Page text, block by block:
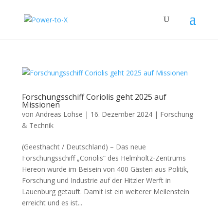
Forschungsschiff Coriolis geht 2025 auf
Missionen
von Andreas Lohse | 16. Dezember 2024| Forschung
& Technik
(Geesthacht / Deutschland) – Das neue
Forschungsschiff „Coriolis“ des Helmholtz-Zentrums
Hereon wurde im Beisein von 400 Gästen aus Politik,
Forschung und Industrie auf der Hitzler Werft in
Lauenburg getauft. Damit ist ein weiterer Meilenstein
erreicht und es ist...